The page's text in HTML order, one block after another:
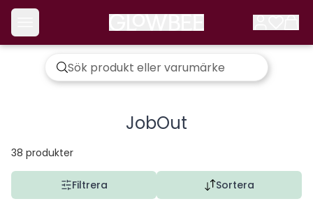
JobOut
38 produkter
Filtrera Sortera